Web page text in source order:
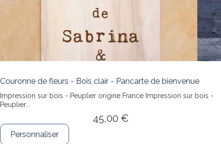
Couronne de fleurs - Bois clair - Pancarte de bienvenue
Impression sur bois - Peuplier origine France Impression sur bois -
Peuplier...
45,00 €
Personnaliser